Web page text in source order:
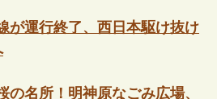
が運行終了、西日本駆け抜け
の名所！明神原なごみ広場、